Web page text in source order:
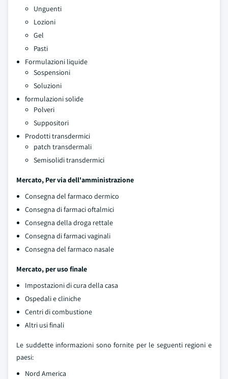
Unguenti
Lozioni
Gel
Pasti
Formulazioni liquide
Sospensioni
Soluzioni
formulazioni solide
Polveri
Suppositori
Prodotti transdermici
patch transdermali
Semisolidi transdermici
Mercato, Per via dell'amministrazione
Consegna del farmaco dermico
Consegna di farmaci oftalmici
Consegna della droga rettale
Consegna di farmaci vaginali
Consegna del farmaco nasale
Mercato, per uso finale
Impostazioni di cura della casa
Ospedali e cliniche
Centri di combustione
Altri usi finali
Le suddette informazioni sono fornite per le seguenti regioni e
paesi:
Nord America